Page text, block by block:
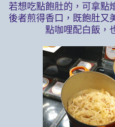
若想吃點飽肚的，可拿點
後者煎得香口，既飽肚又
點咖哩配白飯，